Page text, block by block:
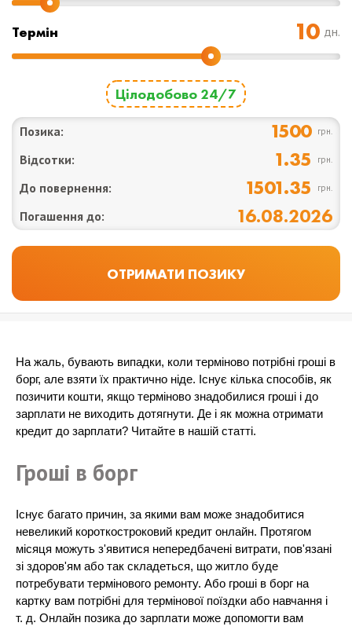
Термін дн.
Цілодобово 24/7
Позика: 1500 грн.
Відсотки: 1.35 грн.
До повернення: 1501.35 грн.
Погашення до: 16.08.2026
На жаль, бувають випадки, коли терміново потрібні гроші в
борг, але взяти їх практично ніде. Існує кілька способів, як
позичити кошти, якщо терміново знадобилися гроші і до
зарплати не виходить дотягнути. Де і як можна отримати
кредит до зарплати? Читайте в нашій статті.
Гроші в борг
Існує багато причин, за якими вам може знадобитися
невеликий короткостроковий кредит онлайн. Протягом
місяця можуть з'явитися непередбачені витрати, пов'язані
зі здоров'ям або так складеться, що житло буде
потребувати термінового ремонту. Або гроші в борг на
картку вам потрібні для термінової поїздки або навчання і
т. д. Онлайн позика до зарплати може допомогти вам